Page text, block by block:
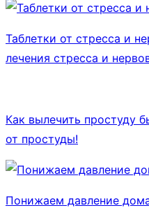
Таблетки от стресса и
лечения стресса и
Как вылечить простуду
от простуды!
Понижаем давление